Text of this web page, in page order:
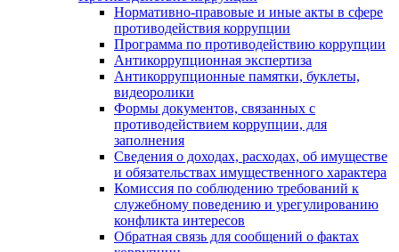
Нормативно-правовые и иные акты в сфере
противодействия коррупции
Программа по противодействию коррупции
Антикоррупционная экспертиза
Антикоррупционные памятки, буклеты,
видеоролики
Формы документов, связанных с
противодействием коррупции, для
заполнения
Сведения о доходах, расходах, об имуществе
и обязательствах имущественного характера
Комиссия по соблюдению требований к
служебному поведению и урегулированию
конфликта интересов
Обратная связь для сообщений о фактах